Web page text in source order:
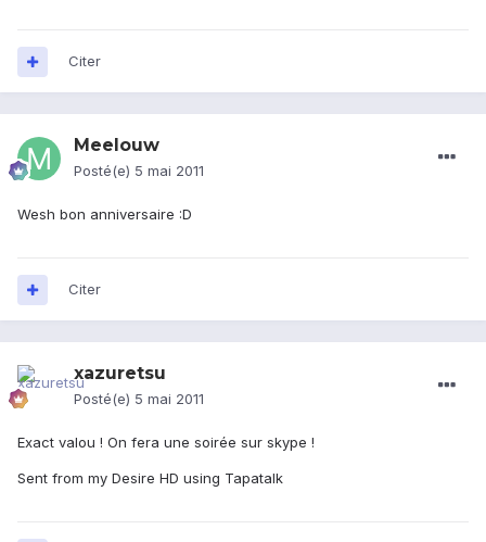
Citer
Meelouw
Posté(e) 5 mai 2011
Wesh bon anniversaire :D
Citer
xazuretsu
Posté(e) 5 mai 2011
Exact valou ! On fera une soirée sur skype !
Sent from my Desire HD using Tapatalk